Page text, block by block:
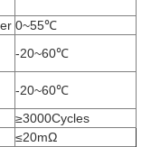
0~55℃
-20~60℃
-20~60℃
≥3000Cycles
≤20mΩ